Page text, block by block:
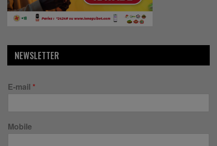
NEWSLETTER
E-mail *
Mobile